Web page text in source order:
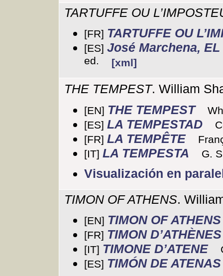
TARTUFFE OU
[FR] TARTUFFE OU
[ES] José Marchena, EL
ed.
[xml]
THE TEMPEST. William
[EN] THE TEMPEST
[ES] LA TEMPESTAD
[FR] LA TEMPÊTE
[IT] LA TEMPESTA G.
Visualización en
TIMON OF ATHENS.
[EN] TIMON OF ATHENS
[FR] TIMON D’ATHÈNES
[IT] TIMONE D’ATENE
[ES] TIMÓN DE ATENAS